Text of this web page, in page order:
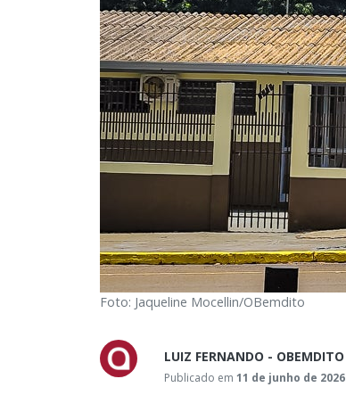
Foto: Jaqueline Mocellin/OBemdito
LUIZ FERNANDO - OBEMDITO
Publicado em11 de junho de